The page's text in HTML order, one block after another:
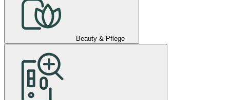
Beauty & Pflege